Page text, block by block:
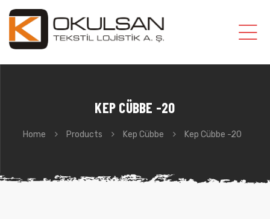
KEP CÜBBE -20
Home Products Kep Cübbe Kep Cübbe -20